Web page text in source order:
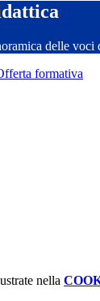
delle voci
nella